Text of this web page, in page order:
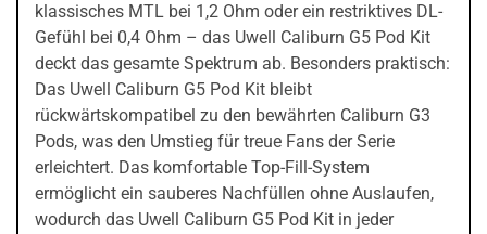
klassisches MTL bei 1,2 Ohm oder ein restriktives DL-
Gefühl bei 0,4 Ohm – das Uwell Caliburn G5 Pod Kit
deckt das gesamte Spektrum ab. Besonders praktisch:
Das Uwell Caliburn G5 Pod Kit bleibt
rückwärtskompatibel zu den bewährten Caliburn G3
Pods, was den Umstieg für treue Fans der Serie
erleichtert. Das komfortable Top-Fill-System
ermöglicht ein sauberes Nachfüllen ohne Auslaufen,
wodurch das Uwell Caliburn G5 Pod Kit in jeder